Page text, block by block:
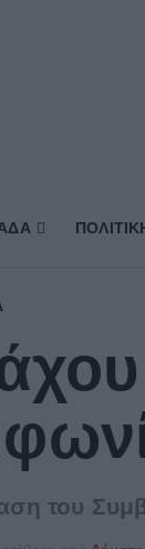
του